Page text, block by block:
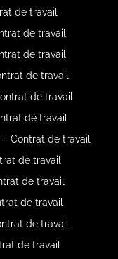
de travail
de travail
de travail
de travail
de travail
de travail
Contrat de travail
de travail
de travail
de travail
de travail
de travail